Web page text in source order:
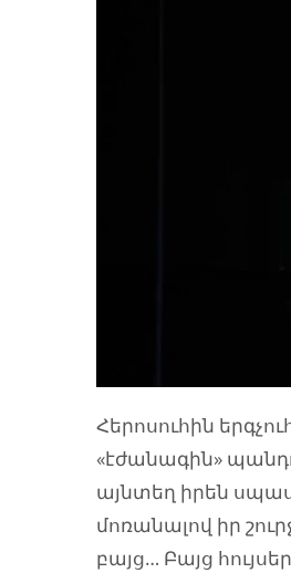
Հերոսուհին
«էժանագին»
այնտեղ իրեն
մոռանալով իր
բայց… Բայց